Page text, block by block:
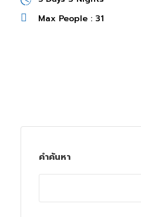
Max People : 31
คำค้นหา